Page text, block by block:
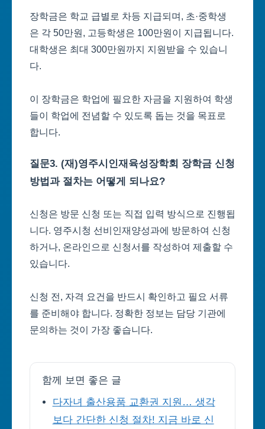
장학금은 학교 급별로 차등 지급되며, 초·중학생
은 각 50만원, 고등학생은 100만원이 지급됩니다.
대학생은 최대 300만원까지 지원받을 수 있습니
다.
이 장학금은 학업에 필요한 자금을 지원하여 학생
들이 학업에 전념할 수 있도록 돕는 것을 목표로
합니다.
질문3. (재)영주시인재육성장학회 장학금 신청
방법과 절차는 어떻게 되나요?
신청은 방문 신청 또는 직접 입력 방식으로 진행됩
니다. 영주시청 선비인재양성과에 방문하여 신청
하거나, 온라인으로 신청서를 작성하여 제출할 수
있습니다.
신청 전, 자격 요건을 반드시 확인하고 필요 서류
를 준비해야 합니다. 정확한 정보는 담당 기관에
문의하는 것이 가장 좋습니다.
함께 보면 좋은 글
다자녀 출산용품 교환권 지원… 생각
보다 간단한 신청 절차! 지금 바로 신